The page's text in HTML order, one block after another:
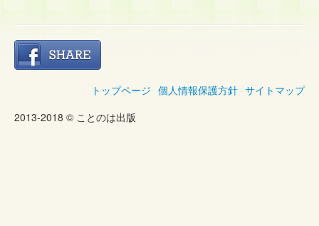
トップページ 個人情報保護方針 サイトマップ
2013-2018 © ことのは出版